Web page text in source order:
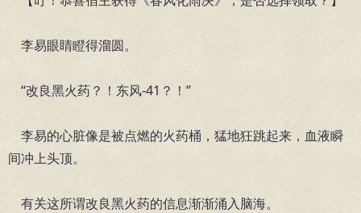
李易眼睛瞪得溜圆。
“改良黑火药？！东风-41？！”
李易的心脏像是被点燃的火药桶，猛地狂跳起来，血液瞬
间冲上头顶。
有关这所谓改良黑火药的信息渐渐涌入脑海。